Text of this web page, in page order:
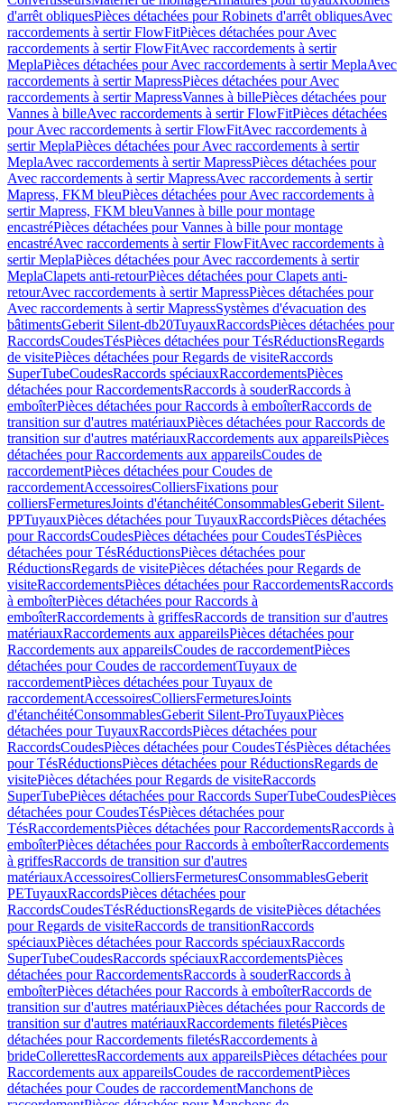
d'arrêt obliquesPièces détachées pour Robinets d'arrêt obliquesAvec
raccordements à sertir FlowFitPièces détachées pour Avec
raccordements à sertir FlowFitAvec raccordements à sertir
MeplaPièces détachées pour Avec raccordements à sertir MeplaAvec
raccordements à sertir MapressPièces détachées pour Avec
raccordements à sertir MapressVannes à billePièces détachées pour
Vannes à billeAvec raccordements à sertir FlowFitPièces détachées
pour Avec raccordements à sertir FlowFitAvec raccordements à
sertir MeplaPièces détachées pour Avec raccordements à sertir
MeplaAvec raccordements à sertir MapressPièces détachées pour
Avec raccordements à sertir MapressAvec raccordements à sertir
Mapress, FKM bleuPièces détachées pour Avec raccordements à
sertir Mapress, FKM bleuVannes à bille pour montage
encastréPièces détachées pour Vannes à bille pour montage
encastréAvec raccordements à sertir FlowFitAvec raccordements à
sertir MeplaPièces détachées pour Avec raccordements à sertir
MeplaClapets anti-retourPièces détachées pour Clapets anti-
retourAvec raccordements à sertir MapressPièces détachées pour
Avec raccordements à sertir MapressSystèmes d'évacuation des
bâtimentsGeberit Silent-db20TuyauxRaccordsPièces détachées pour
RaccordsCoudesTésPièces détachées pour TésRéductionsRegards
de visitePièces détachées pour Regards de visiteRaccords
SuperTubeCoudesRaccords spéciauxRaccordementsPièces
détachées pour RaccordementsRaccords à souderRaccords à
emboîterPièces détachées pour Raccords à emboîterRaccords de
transition sur d'autres matériauxPièces détachées pour Raccords de
transition sur d'autres matériauxRaccordements aux appareilsPièces
détachées pour Raccordements aux appareilsCoudes de
raccordementPièces détachées pour Coudes de
raccordementAccessoiresColliersFixations pour
colliersFermeturesJoints d'étanchéitéConsommablesGeberit Silent-
PPTuyauxPièces détachées pour TuyauxRaccordsPièces détachées
pour RaccordsCoudesPièces détachées pour CoudesTésPièces
détachées pour TésRéductionsPièces détachées pour
RéductionsRegards de visitePièces détachées pour Regards de
visiteRaccordementsPièces détachées pour RaccordementsRaccords
à emboîterPièces détachées pour Raccords à
emboîterRaccordements à griffesRaccords de transition sur d'autres
matériauxRaccordements aux appareilsPièces détachées pour
Raccordements aux appareilsCoudes de raccordementPièces
détachées pour Coudes de raccordementTuyaux de
raccordementPièces détachées pour Tuyaux de
raccordementAccessoiresColliersFermeturesJoints
d'étanchéitéConsommablesGeberit Silent-ProTuyauxPièces
détachées pour TuyauxRaccordsPièces détachées pour
RaccordsCoudesPièces détachées pour CoudesTésPièces détachées
pour TésRéductionsPièces détachées pour RéductionsRegards de
visitePièces détachées pour Regards de visiteRaccords
SuperTubePièces détachées pour Raccords SuperTubeCoudesPièces
détachées pour CoudesTésPièces détachées pour
TésRaccordementsPièces détachées pour RaccordementsRaccords à
emboîterPièces détachées pour Raccords à emboîterRaccordements
à griffesRaccords de transition sur d'autres
matériauxAccessoiresColliersFermeturesConsommablesGeberit
PETuyauxRaccordsPièces détachées pour
RaccordsCoudesTésRéductionsRegards de visitePièces détachées
pour Regards de visiteRaccords de transitionRaccords
spéciauxPièces détachées pour Raccords spéciauxRaccords
SuperTubeCoudesRaccords spéciauxRaccordementsPièces
détachées pour RaccordementsRaccords à souderRaccords à
emboîterPièces détachées pour Raccords à emboîterRaccords de
transition sur d'autres matériauxPièces détachées pour Raccords de
transition sur d'autres matériauxRaccordements filetésPièces
détachées pour Raccordements filetésRaccordements à
brideCollerettesRaccordements aux appareilsPièces détachées pour
Raccordements aux appareilsCoudes de raccordementPièces
détachées pour Coudes de raccordementManchons de